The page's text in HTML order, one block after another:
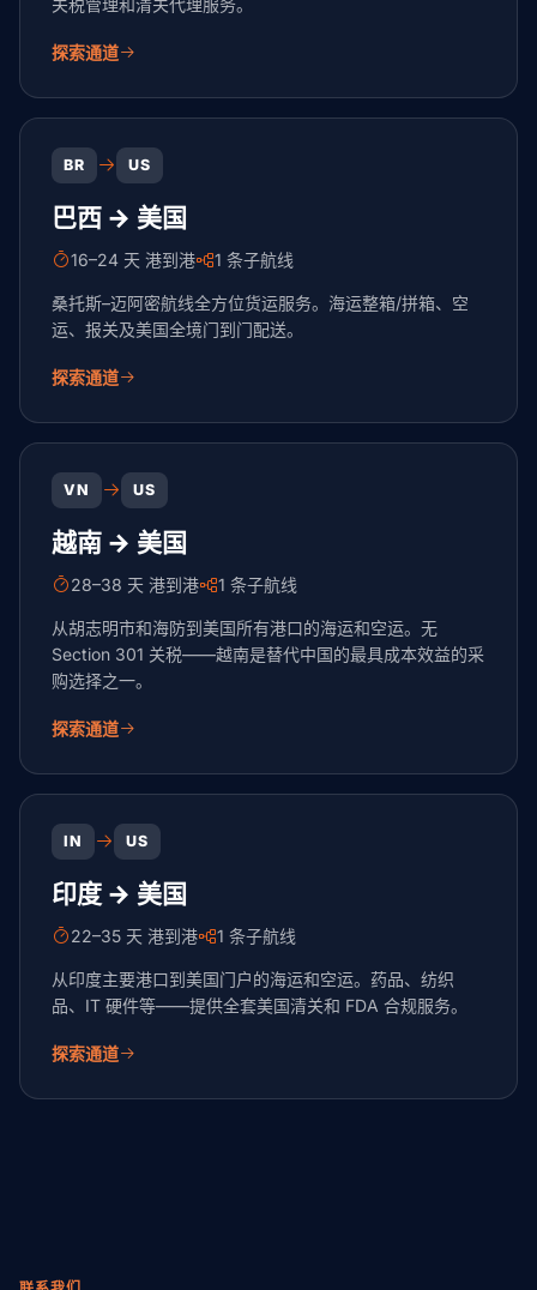
关税管理和清关代理服务。
探索通道
BR US
巴西 → 美国
16–24 天 港到港 1 条子航线
桑托斯–迈阿密航线全方位货运服务。海运整箱/拼箱、空
运、报关及美国全境门到门配送。
探索通道
VN US
越南 → 美国
28–38 天 港到港 1 条子航线
从胡志明市和海防到美国所有港口的海运和空运。无
Section 301 关税——越南是替代中国的最具成本效益的采
购选择之一。
探索通道
IN US
印度 → 美国
22–35 天 港到港 1 条子航线
从印度主要港口到美国门户的海运和空运。药品、纺织
品、IT 硬件等——提供全套美国清关和 FDA 合规服务。
探索通道